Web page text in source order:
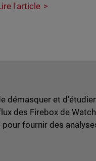
l'article
démasquer et
des Firebox de
fournir des